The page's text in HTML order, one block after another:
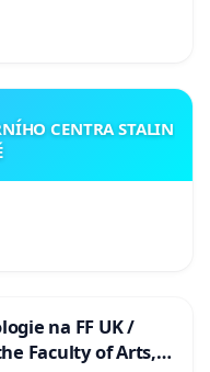
CENTRA STALIN
na FF UK /
Faculty of Arts,